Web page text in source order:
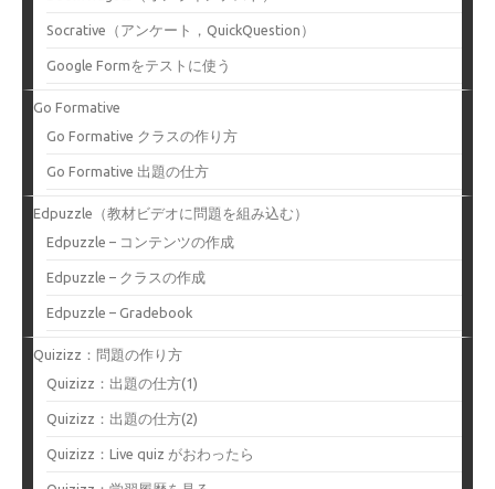
Socrative（アンケート，QuickQuestion）
Google Formをテストに使う
Go Formative
Go Formative クラスの作り方
Go Formative 出題の仕方
Edpuzzle（教材ビデオに問題を組み込む）
Edpuzzle – コンテンツの作成
Edpuzzle – クラスの作成
Edpuzzle – Gradebook
Quizizz：問題の作り方
Quizizz：出題の仕方(1)
Quizizz：出題の仕方(2)
Quizizz：Live quiz がおわったら